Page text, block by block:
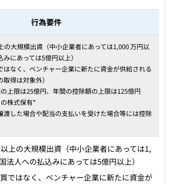
行為要件
大規模出資（中小企業者にあっては1,000 万円以
にあっては5億円以上）
なく、ベンチャー企業に新たに資金が供給される
得は対象外）
上限は25億円、年間の控除額の上限は125億円
株式保有*
した場合や配当の支払いを受けた場合等には控除
上の大規模出資（中小企業者にあっては1,
法人への払込みにあっては5億円以上）
ではなく、ベンチャー企業に新たに資金が